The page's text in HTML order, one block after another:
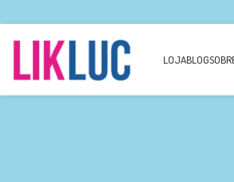
LOJABLOG